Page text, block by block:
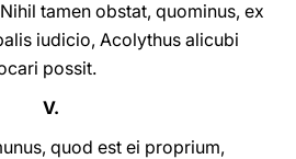
tamen obstat, quominus, ex
iudicio, Acolythus alicubi
possit.
V.
quod est ei proprium,